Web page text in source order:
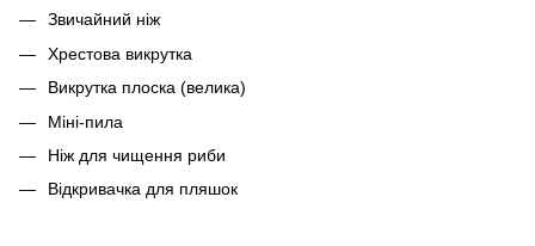
Звичайний ніж
Хрестова викрутка
Викрутка плоска (велика)
Міні-пила
Ніж для чищення риби
Відкривачка для пляшок